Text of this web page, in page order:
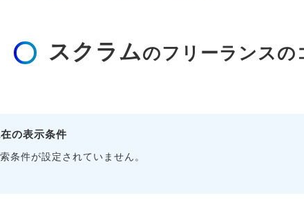
スクラムのフリーランスの
の表示条件
条件が設定されていません。